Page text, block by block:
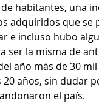
habitantes, una
adquiridos que se
e incluso hubo
ser la misma de
año más de 30
años, sin dudar
el país.